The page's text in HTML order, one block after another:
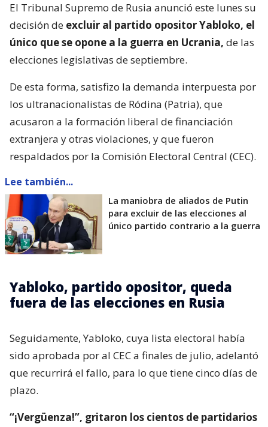
El Tribunal Supremo de Rusia anunció este lunes su
decisión de excluir al partido opositor Yabloko, el
único que se opone a la guerra en Ucrania, de las
elecciones legislativas de septiembre.
De esta forma, satisfizo la demanda interpuesta por
los ultranacionalistas de Ródina (Patria), que
acusaron a la formación liberal de financiación
extranjera y otras violaciones, y que fueron
respaldados por la Comisión Electoral Central (CEC).
Lee también...
La maniobra de aliados de Putin
para excluir de las elecciones al
único partido contrario a la guerra
Yabloko, partido opositor, queda
fuera de las elecciones en Rusia
Seguidamente, Yabloko, cuya lista electoral había
sido aprobada por al CEC a finales de julio, adelantó
que recurrirá el fallo, para lo que tiene cinco días de
plazo.
“¡Vergüenza!”, gritaron los cientos de partidarios